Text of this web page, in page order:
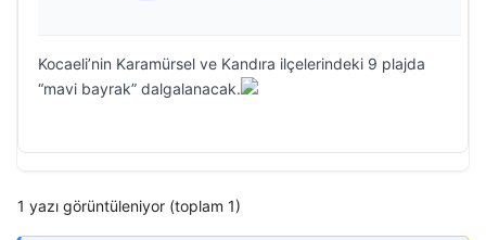
Kocaeli’nin Karamürsel ve Kandıra ilçelerindeki 9 plajda
“mavi bayrak” dalgalanacak.
1 yazı görüntüleniyor (toplam 1)